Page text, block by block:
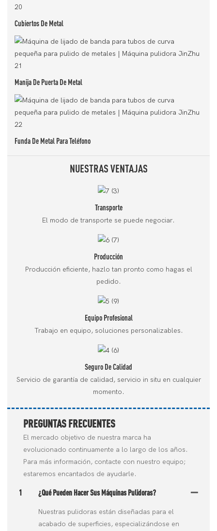
Cubiertos De Metal
Manija De Puerta De Metal
Funda De Metal Para Teléfono
NUESTRAS VENTAJAS
Transporte
El modo de transporte se puede negociar.
Producción
Producción eficiente, hazlo tan pronto como hagas el
pedido.
Equipo Profesional
Trabajo en equipo, soluciones personalizables.
Seguro De Calidad
Servicio de garantía de calidad, servicio in situ en cualquier
momento.
PREGUNTAS FRECUENTES
El mercado objetivo de nuestra marca ha
evolucionado continuamente a lo largo de los años.
Para más información, contacte con nuestro equipo;
estaremos encantados de ayudarle.
1 ¿Qué Pueden Hacer Sus Máquinas Pulidoras?
Nuestras pulidoras están diseñadas para el
acabado de superficies, especializándose en